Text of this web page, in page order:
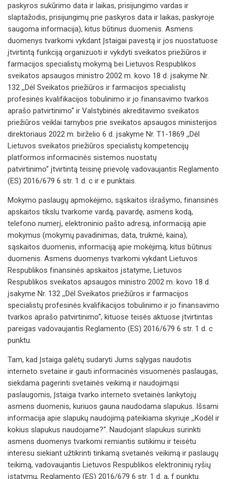
paskyros sukūrimo data ir laikas, prisijungimo vardas ir
slaptažodis, prisijungimų prie paskyros data ir laikas, paskyroje
saugoma informacija), kitus būtinus duomenis. Asmens
duomenys tvarkomi vykdant Įstaigai pavestą ir jos nuostatuose
įtvirtintą funkciją organizuoti ir vykdyti sveikatos priežiūros ir
farmacijos specialistų mokymą bei Lietuvos Respublikos
sveikatos apsaugos ministro 2002 m. kovo 18 d. įsakyme Nr.
132 ,,Dėl Sveikatos priežiūros ir farmacijos specialistų
profesinės kvalifikacijos tobulinimo ir jo finansavimo tvarkos
aprašo patvirtinimo“ ir Valstybinės akreditavimo sveikatos
priežiūros veiklai tarnybos prie sveikatos apsaugos ministerijos
direktoriaus 2022 m. birželio 6 d. įsakyme Nr. T1-1869 ,,Dėl
Lietuvos sveikatos priežiūros specialistų kompetencijų
platformos informacinės sistemos nuostatų
patvirtinimo“ įtvirtintą teisinę prievolę vadovaujantis Reglamento
(ES) 2016/679 6 str. 1 d. c ir e punktais.
Mokymo paslaugų apmokėjimo, sąskaitos išrašymo, finansinės
apskaitos tikslu tvarkome vardą, pavardę, asmens kodą,
telefono numerį, elektroninio pašto adresą, informaciją apie
mokymus (mokymų pavadinimas, data, trukmė, kaina),
sąskaitos duomenis, informaciją apie mokėjimą, kitus būtinus
duomenis. Asmens duomenys tvarkomi vykdant Lietuvos
Respublikos finansinės apskaitos įstatyme, Lietuvos
Respublikos sveikatos apsaugos ministro 2002 m. kovo 18 d.
įsakyme Nr. 132 ,,Dėl Sveikatos priežiūros ir farmacijos
specialistų profesinės kvalifikacijos tobulinimo ir jo finansavimo
tvarkos aprašo patvirtinimo“, kituose teisės aktuose įtvirtintas
pareigas vadovaujantis Reglamento (ES) 2016/679 6 str. 1 d. c
punktu.
Tam, kad Įstaiga galėtų sudaryti Jums sąlygas naudotis
interneto svetaine ir gauti informacinės visuomenės paslaugas,
siekdama pagerinti svetainės veikimą ir naudojimąsi
paslaugomis, Įstaiga tvarko interneto svetainės lankytojų
asmens duomenis, kuriuos gauna naudodama slapukus. Išsami
informacija apie slapukų naudojimą pateikiama skyriuje ,,Kodėl ir
kokius slapukus naudojame?“. Naudojant slapukus surinkti
asmens duomenys tvarkomi remiantis sutikimu ir teisėtu
interesu siekiant užtikrinti tinkamą svetainės veikimą ir paslaugų
teikimą, vadovaujantis Lietuvos Respublikos elektroninių ryšių
įstatymu, Reglamento (ES) 2016/679 6 str. 1 d. a, f punktu.